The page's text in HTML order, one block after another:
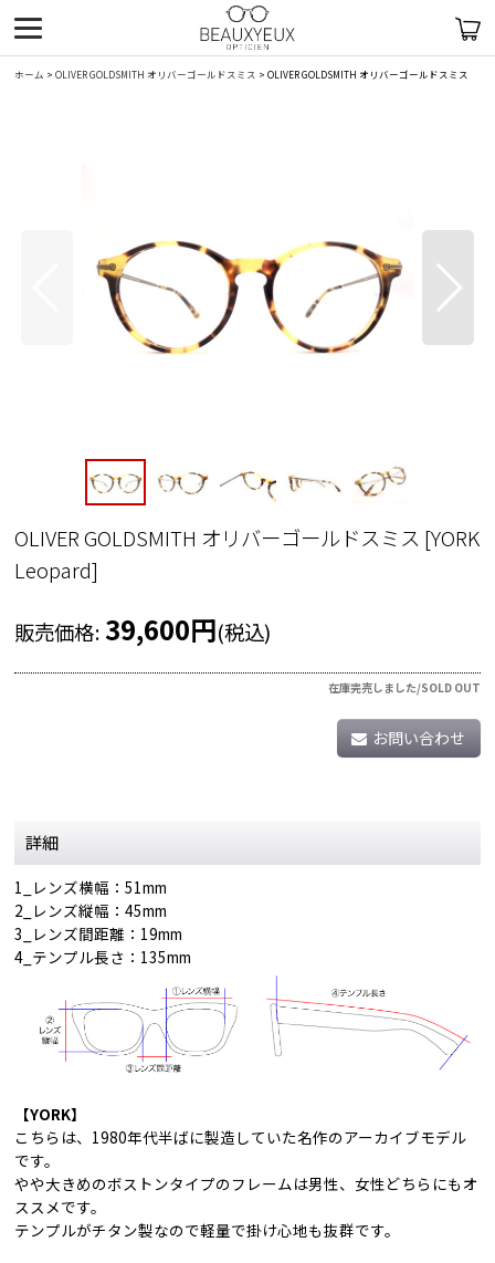
ホーム > OLIVER GOLDSMITH オリバーゴールドスミス > OLIVER GOLDSMITH オリバーゴールドスミス
OLIVER GOLDSMITH オリバーゴールドスミス [YORK
Leopard]
販売価格: 39,600円(税込)
在庫完売しました/SOLD OUT
お問い合わせ
詳細
1_レンズ横幅：51mm
2_レンズ縦幅：45mm
3_レンズ間距離：19mm
4_テンプル長さ：135mm
【YORK】
こちらは、1980年代半ばに製造していた名作のアーカイブモデル
です。
やや大きめのボストンタイプのフレームは男性、女性どちらにもオ
ススメです。
テンプルがチタン製なので軽量で掛け心地も抜群です。